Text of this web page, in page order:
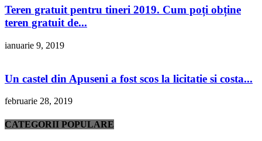
Teren gratuit pentru tineri 2019. Cum poți obține
teren gratuit de...
ianuarie 9, 2019
Un castel din Apuseni a fost scos la licitatie si costa...
februarie 28, 2019
CATEGORII POPULARE